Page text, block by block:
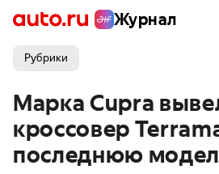
Журнал
Рубрики
Марка Cupra
кроссовер
последнюю